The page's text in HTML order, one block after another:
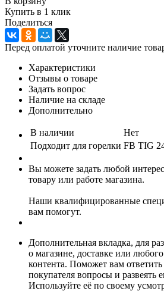
Купить в 1 клик
Поделиться
Перед оплатой уточните наличие
Характеристики
Отзывы о товаре
Задать вопрос
Наличие на складе
Дополнительно
В наличии
Нет
Подходит для горелки FB TIG
Вы можете задать любой
товару или работе магазина.
Наши квалифицированные
вам помогут.
Дополнительная вкладка, для
о магазине, доставке или
контента. Поможет вам
покупателя вопросы и развеять
Используйте её по своему